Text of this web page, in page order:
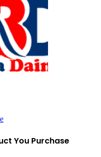
You Purchase